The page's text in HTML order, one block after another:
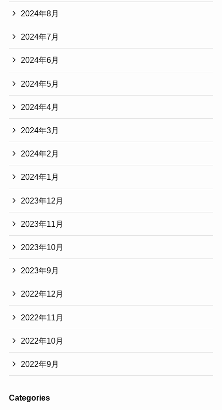
2024年8月
2024年7月
2024年6月
2024年5月
2024年4月
2024年3月
2024年2月
2024年1月
2023年12月
2023年11月
2023年10月
2023年9月
2022年12月
2022年11月
2022年10月
2022年9月
Categories